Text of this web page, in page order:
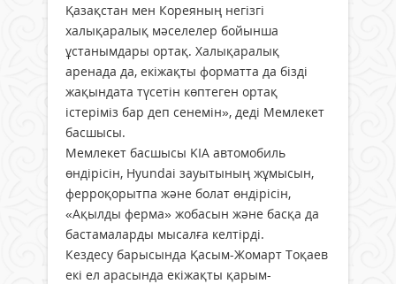
Қазақстан мен Кореяның негізгі
халықаралық мәселелер бойынша
ұстанымдары ортақ. Халықаралық
аренада да, екіжақты форматта да бізді
жақындата түсетін көптеген ортақ
істеріміз бар деп сенемін», деді Мемлекет
басшысы.
Мемлекет басшысы KIA автомобиль
өндірісін, Hyundai зауытының жұмысын,
ферроқорытпа және болат өндірісін,
«Ақылды ферма» жобасын және басқа да
бастамаларды мысалға келтірді.
Кездесу барысында Қасым-Жомарт Тоқаев
екі ел арасында екіжақты қарым-